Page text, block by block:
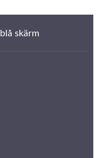
skärm